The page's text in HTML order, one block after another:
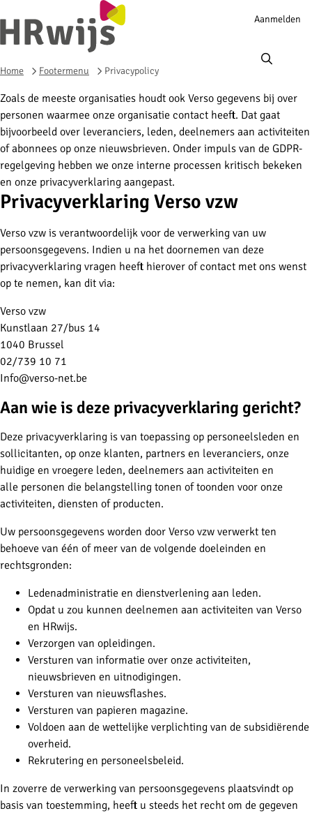
Account
Aanmelden
Home Footermenu Privacypolicy
Zoals de meeste organisaties houdt ook Verso gegevens bij over
personen waarmee onze organisatie contact heeft. Dat gaat
bijvoorbeeld over leveranciers, leden, deelnemers aan activiteiten
of abonnees op onze nieuwsbrieven. Onder impuls van de GDPR-
regelgeving hebben we onze interne processen kritisch bekeken
en onze privacyverklaring aangepast.
Privacyverklaring Verso vzw
Verso vzw is verantwoordelijk voor de verwerking van uw
persoonsgegevens. Indien u na het doornemen van deze
privacyverklaring vragen heeft hierover of contact met ons wenst
op te nemen, kan dit via:
Verso vzw
Kunstlaan 27/bus 14
1040 Brussel
02/739 10 71
Info@verso-net.be
Aan wie is deze privacyverklaring gericht?
Deze privacyverklaring is van toepassing op personeelsleden en
sollicitanten, op onze klanten, partners en leveranciers, onze
huidige en vroegere leden, deelnemers aan activiteiten en
alle personen die belangstelling tonen of toonden voor onze
activiteiten, diensten of producten.
Uw persoonsgegevens worden door Verso vzw verwerkt ten
behoeve van één of meer van de volgende doeleinden en
rechtsgronden:
Ledenadministratie en dienstverlening aan leden.
Opdat u zou kunnen deelnemen aan activiteiten van Verso
en HRwijs.
Verzorgen van opleidingen.
Versturen van informatie over onze activiteiten,
nieuwsbrieven en uitnodigingen.
Versturen van nieuwsflashes.
Versturen van papieren magazine.
Voldoen aan de wettelijke verplichting van de subsidiërende
overheid.
Rekrutering en personeelsbeleid.
In zoverre de verwerking van persoonsgegevens plaatsvindt op
basis van toestemming, heeft u steeds het recht om de gegeven